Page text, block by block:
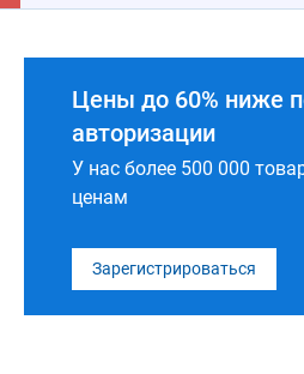
Цены до 60% ниже
авторизации
У нас более 500 000
ценам
Зарегистрироваться